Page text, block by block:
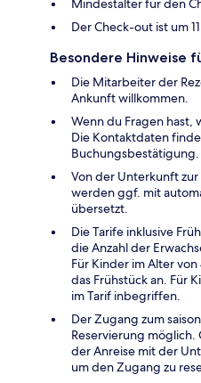
Mindestalter für den
Der Check-out ist um
Besondere Hinweise
Die Mitarbeiter der
Ankunft willkommen.
Wenn du Fragen
Die Kontaktdaten
Buchungsbestätigung.
Von der Unterkunft
werden ggf. mit
übersetzt.
Die Tarife inklusive
die Anzahl der
Für Kinder im Alter
das Frühstück an. Für
im Tarif inbegriffen.
Der Zugang zum
Reservierung
der Anreise mit der
um den Zugang zu